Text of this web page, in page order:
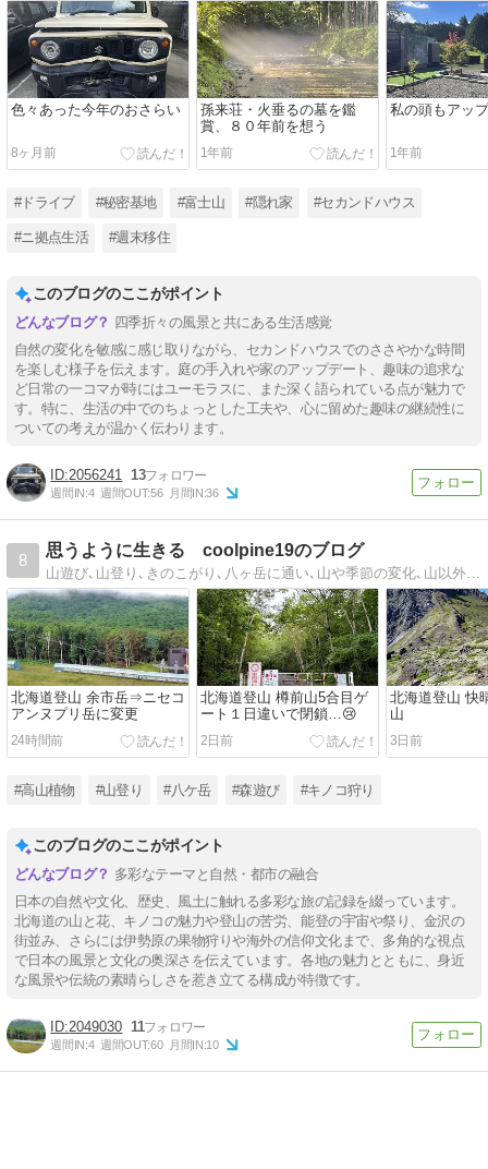
色々あった今年のおさらい
8ヶ月前
孫来荘・火垂るの墓を鑑
賞、８０年前を想う
1年前
私の頭もアッ
1年前
#ドライブ #秘密基地 #富士山 #隠れ家 #セカンドハウス
#ニ拠点生活 #週末移住
このブログのここがポイント
四季折々の風景と共にある生活感覚
自然の変化を敏感に感じ取りながら、セカンドハウスでのささやかな時間
を楽しむ様子を伝えます。庭の手入れや家のアップデート、趣味の追求な
ど日常の一コマが時にはユーモラスに、また深く語られている点が魅力で
す。特に、生活の中でのちょっとした工夫や、心に留めた趣味の継続性に
ついての考えが温かく伝わります。
2056241 13
週間IN:4 週間OUT:56 月間IN:36
8
思うように生きる coolpine19のブログ
山遊び､山登り､きのこがり､八ヶ岳に通い､山や季節の変化､山以外の出来事も､つらつら書いています｡
北海道登山 余市岳⇒ニセコ
アンヌプリ岳に変更
24時間前
北海道登山 樽前山5合目ゲ
ート１日違いで閉鎖…😢
2日前
北海道登山 快
山
3日前
#高山植物 #山登り #八ケ岳 #森遊び #キノコ狩り
このブログのここがポイント
多彩なテーマと自然・都市の融合
日本の自然や文化、歴史、風土に触れる多彩な旅の記録を綴っています。
北海道の山と花、キノコの魅力や登山の苦労、能登の宇宙や祭り、金沢の
街並み、さらには伊勢原の果物狩りや海外の信仰文化まで、多角的な視点
で日本の風景と文化の奥深さを伝えています。各地の魅力とともに、身近
な風景や伝統の素晴らしさを惹き立てる構成が特徴です。
2049030 11
週間IN:4 週間OUT:60 月間IN:10